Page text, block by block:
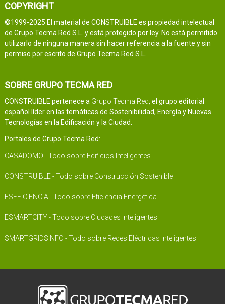
COPYRIGHT
©1999-2025 El material de CONSTRUIBLE es propiedad intelectual
de Grupo Tecma Red S.L. y está protegido por ley. No está permitido
utilizarlo de ninguna manera sin hacer referencia a la fuente y sin
permiso por escrito de Grupo Tecma Red S.L.
SOBRE GRUPO TECMA RED
CONSTRUIBLE pertenece a Grupo Tecma Red, el grupo editorial
español líder en las temáticas de Sostenibilidad, Energía y Nuevas
Tecnologías en la Edificación y la Ciudad.
Portales de Grupo Tecma Red:
CASADOMO - Todo sobre Edificios Inteligentes
CONSTRUIBLE - Todo sobre Construcción Sostenible
ESEFICIENCIA - Todo sobre Eficiencia Energética
ESMARTCITY - Todo sobre Ciudades Inteligentes
SMARTGRIDSINFO - Todo sobre Redes Eléctricas Inteligentes